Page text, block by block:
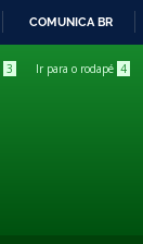
COMUNICA BR
3 Ir para o rodapé 4